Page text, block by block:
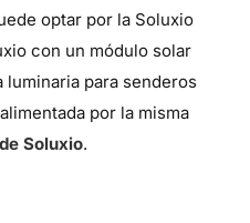
optar por la Soluxio
con un módulo solar
para senderos
por la misma
Soluxio.